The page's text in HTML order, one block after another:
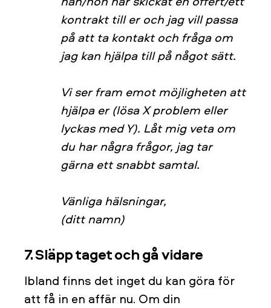
kontrakt till er och jag vill passa
på att ta kontakt och fråga om
jag kan hjälpa till på något sätt.
Vi ser fram emot möjligheten att
hjälpa er (lösa X problem eller
lyckas med Y). Låt mig veta om
du har några frågor, jag tar
gärna ett snabbt samtal.
Vänliga hälsningar,
(ditt namn)
7. Släpp taget och gå vidare
Ibland finns det inget du kan göra för
att få in en affär nu. Om din